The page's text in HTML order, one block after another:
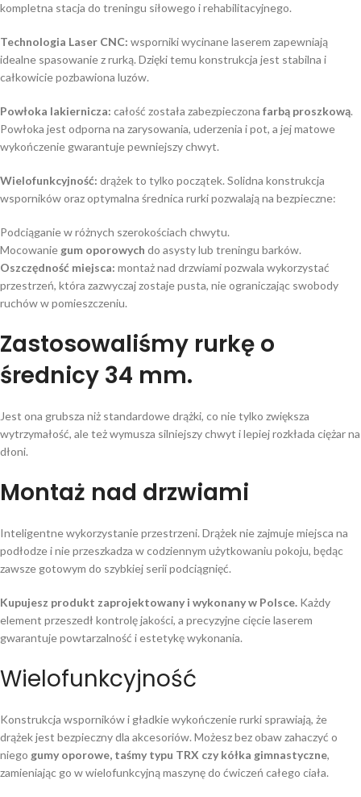
kompletna stacja do treningu siłowego i rehabilitacyjnego.
Technologia Laser CNC: wsporniki wycinane laserem zapewniają
idealne spasowanie z rurką. Dzięki temu konstrukcja jest stabilna i
całkowicie pozbawiona luzów.
Powłoka lakiernicza: całość została zabezpieczona farbą proszkową.
Powłoka jest odporna na zarysowania, uderzenia i pot, a jej matowe
wykończenie gwarantuje pewniejszy chwyt.
Wielofunkcyjność: drążek to tylko początek. Solidna konstrukcja
wsporników oraz optymalna średnica rurki pozwalają na bezpieczne:
Podciąganie w różnych szerokościach chwytu.
Mocowaniegum oporowych do asysty lub treningu barków.
Oszczędność miejsca: montaż nad drzwiami pozwala wykorzystać
przestrzeń, która zazwyczaj zostaje pusta, nie ograniczając swobody
ruchów w pomieszczeniu.
Zastosowaliśmy rurkę o
średnicy 34 mm.
Jest ona grubsza niż standardowe drążki, co nie tylko zwiększa
wytrzymałość, ale też wymusza silniejszy chwyt i lepiej rozkłada ciężar na
dłoni.
Montaż nad drzwiami
Inteligentne wykorzystanie przestrzeni. Drążek nie zajmuje miejsca na
podłodze i nie przeszkadza w codziennym użytkowaniu pokoju, będąc
zawsze gotowym do szybkiej serii podciągnięć.
Kupujesz produkt zaprojektowany i wykonany w Polsce. Każdy
element przeszedł kontrolę jakości, a precyzyjne cięcie laserem
gwarantuje powtarzalność i estetykę wykonania.
Wielofunkcyjność
Konstrukcja wsporników i gładkie wykończenie rurki sprawiają, że
drążek jest bezpieczny dla akcesoriów. Możesz bez obaw zahaczyć o
niego gumy oporowe, taśmy typu TRX czy kółka gimnastyczne,
zamieniając go w wielofunkcyjną maszynę do ćwiczeń całego ciała.